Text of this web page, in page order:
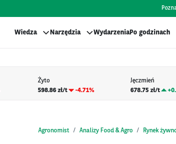
Wiedza Narzędzia WydarzeniaPo godzinach
Żyto
598.86 zł/t
-4.71%
Jęczmień
678.75 zł/t
+
Agronomist Analizy Food & Agro Rynek